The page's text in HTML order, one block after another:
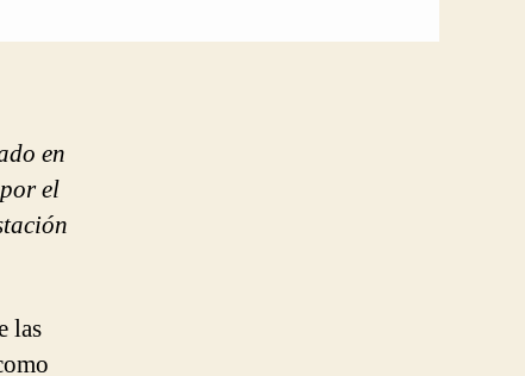
en
el
las